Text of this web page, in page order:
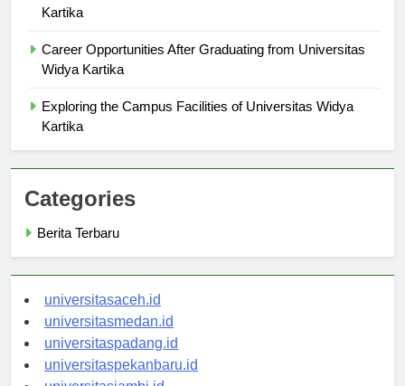
Scholarship Options Available at Universitas Widya
Career Opportunities After Graduating from Universitas
Exploring the Campus Facilities of Universitas Widya
Categories
universitasaceh.id
universitasmedan.id
universitaspadang.id
universitaspekanbaru.id